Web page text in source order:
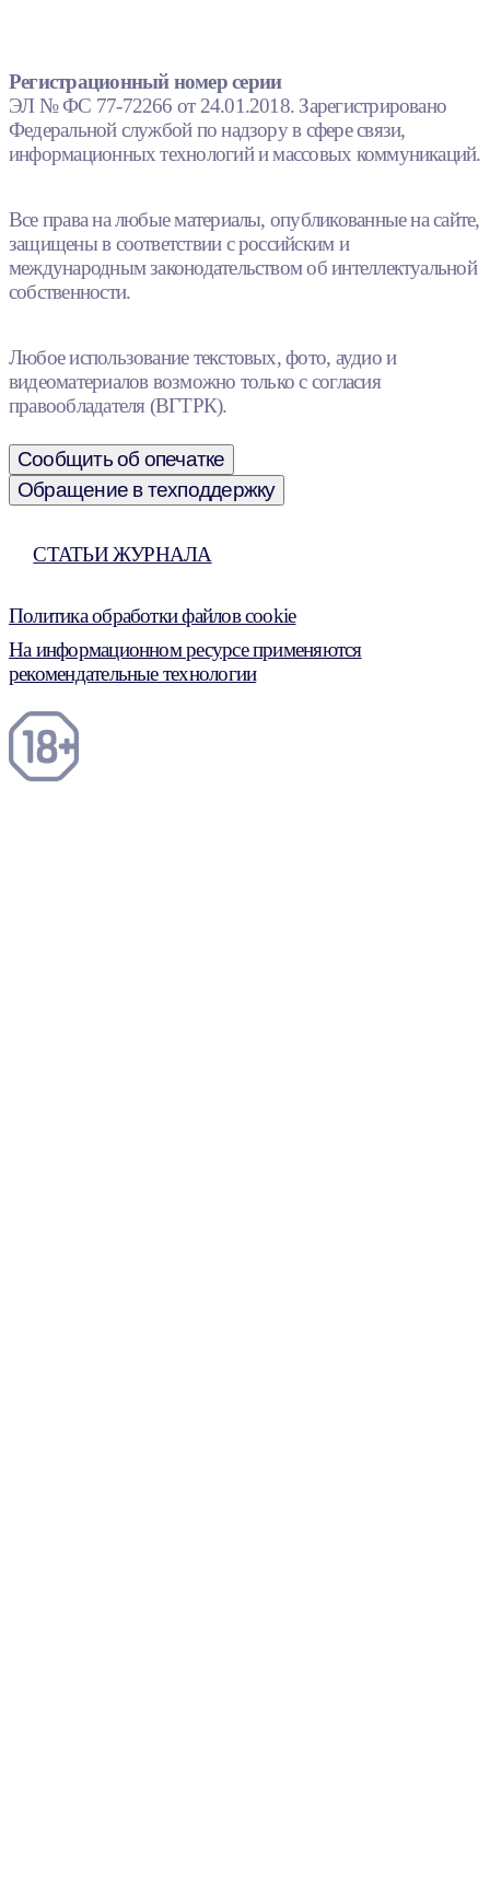
Регистрационный номер серии
ЭЛ № ФС 77-72266 от 24.01.2018. Зарегистрировано
Федеральной службой по надзору в сфере связи,
информационных технологий и массовых коммуникаций.
Все права на любые материалы, опубликованные на сайте,
защищены в соответствии с российским и
международным законодательством об интеллектуальной
собственности.
Любое использование текстовых, фото, аудио и
видеоматериалов возможно только с согласия
правообладателя (ВГТРК).
Сообщить об опечатке
Обращение в техподдержку
СТАТЬИ ЖУРНАЛА
Политика обработки файлов cookie
На информационном ресурсе применяются
рекомендательные технологии